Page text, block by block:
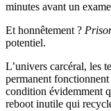
minutes avant un
Et honnêtement ?
potentiel.
L’univers carcéral, les
permanent
condition évidemment
reboot inutile qui